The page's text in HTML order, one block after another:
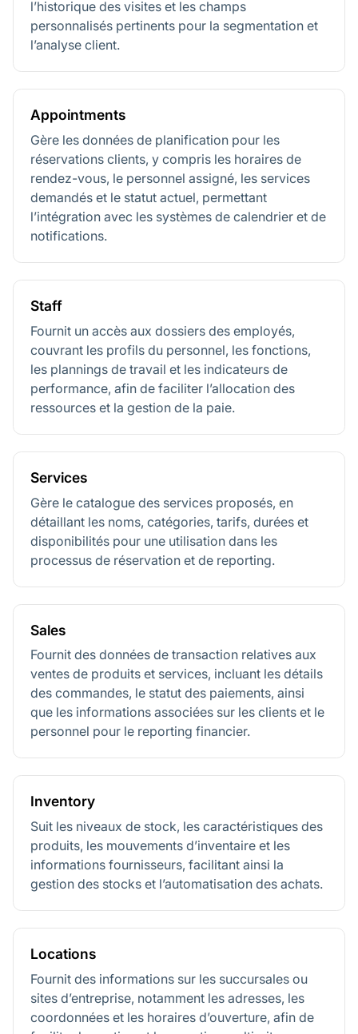
l’historique des visites et les champs
personnalisés pertinents pour la segmentation et
l’analyse client.
Appointments
Gère les données de planification pour les
réservations clients, y compris les horaires de
rendez-vous, le personnel assigné, les services
demandés et le statut actuel, permettant
l’intégration avec les systèmes de calendrier et de
notifications.
Staff
Fournit un accès aux dossiers des employés,
couvrant les profils du personnel, les fonctions,
les plannings de travail et les indicateurs de
performance, afin de faciliter l’allocation des
ressources et la gestion de la paie.
Services
Gère le catalogue des services proposés, en
détaillant les noms, catégories, tarifs, durées et
disponibilités pour une utilisation dans les
processus de réservation et de reporting.
Sales
Fournit des données de transaction relatives aux
ventes de produits et services, incluant les détails
des commandes, le statut des paiements, ainsi
que les informations associées sur les clients et le
personnel pour le reporting financier.
Inventory
Suit les niveaux de stock, les caractéristiques des
produits, les mouvements d’inventaire et les
informations fournisseurs, facilitant ainsi la
gestion des stocks et l’automatisation des achats.
Locations
Fournit des informations sur les succursales ou
sites d’entreprise, notamment les adresses, les
coordonnées et les horaires d’ouverture, afin de